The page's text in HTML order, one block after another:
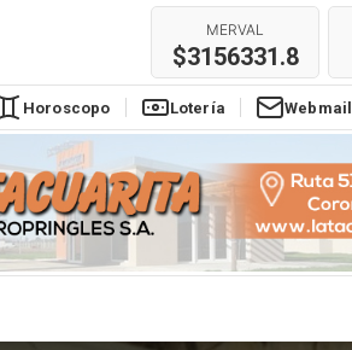
MERVAL
$3156331.8
Horoscopo Lotería Webmail